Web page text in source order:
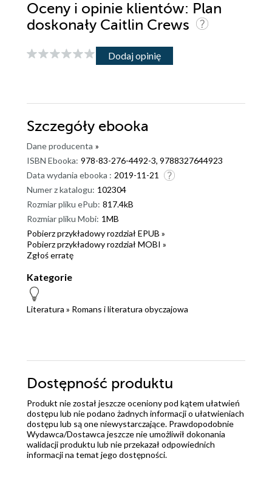
Oceny i opinie klientów: Plan
doskonały Caitlin Crews
Dodaj opinię
Szczegóły ebooka
Dane producenta »
ISBN Ebooka: 978-83-276-4492-3, 9788327644923
Data wydania ebooka : 2019-11-21
Numer z katalogu: 102304
Rozmiar pliku ePub: 817.4kB
Rozmiar pliku Mobi: 1MB
Pobierz przykładowy rozdział EPUB »
Pobierz przykładowy rozdział MOBI »
Zgłoś erratę
Kategorie
Literatura » Romans i literatura obyczajowa
Dostępność produktu
Produkt nie został jeszcze oceniony pod kątem ułatwień
dostępu lub nie podano żadnych informacji o ułatwieniach
dostępu lub są one niewystarczające. Prawdopodobnie
Wydawca/Dostawca jeszcze nie umożliwił dokonania
walidacji produktu lub nie przekazał odpowiednich
informacji na temat jego dostępności.